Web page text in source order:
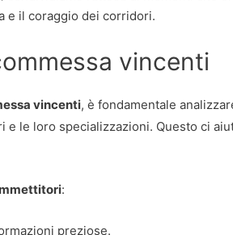
e il coraggio dei corridori.
vincenti
vincenti, è fondamentale
e le loro specializzazioni. Questo ci
:
preziose.